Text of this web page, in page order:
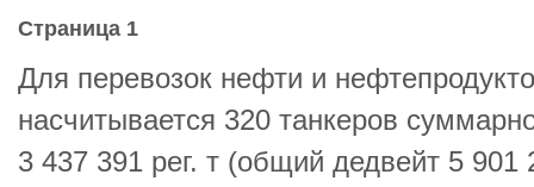
Страница 1
Для перевозок нефти и
насчитывается 320 танкеров
3 437 391 рег. т (общий дедвейт 5